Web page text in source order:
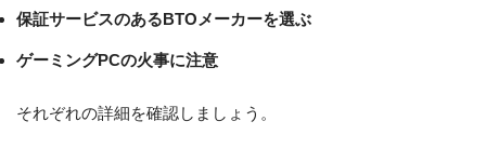
保証サービスのあるBTOメーカーを選ぶ
ゲーミングPCの火事に注意
それぞれの詳細を確認しましょう。